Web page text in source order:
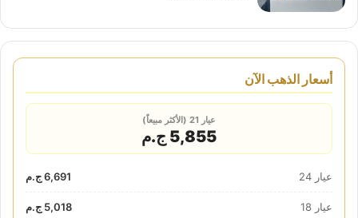
أسعار الذهب الآن
عيار 21 (الأكثر مبيعاً)
5,855 ج.م
عيار 24 6,691 ج.م
عيار 18 5,018 ج.م